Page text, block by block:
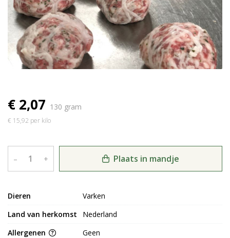
€ 2,07 130 gram
€ 15,92 per kilo
– + Plaats in mandje
Dieren
Varken
Land van herkomst
Nederland
Allergenen
Geen